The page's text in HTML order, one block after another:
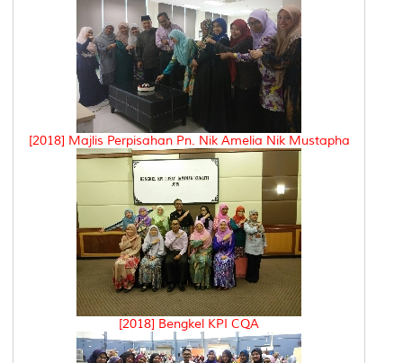
[2018] Majlis Perpisahan Pn. Nik Amelia Nik Mustapha
[2018] Bengkel KPI CQA